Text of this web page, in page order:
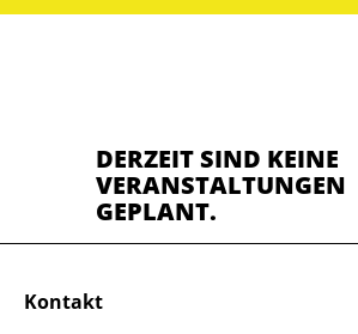
DERZEIT SIND KEINE
VERANSTALTUNGEN
GEPLANT.
Kontakt